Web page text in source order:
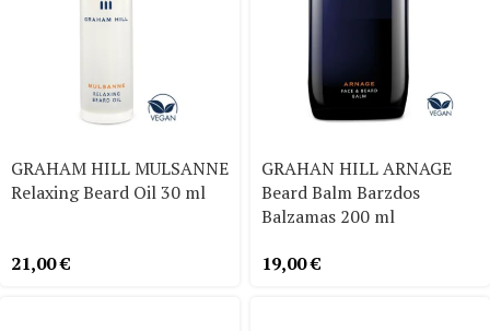
GRAHAM HILL MULSANNE
Relaxing Beard Oil 30 ml
21,00€
GRAHAN HILL ARNAGE
Beard Balm Barzdos
Balzamas 200 ml
19,00€